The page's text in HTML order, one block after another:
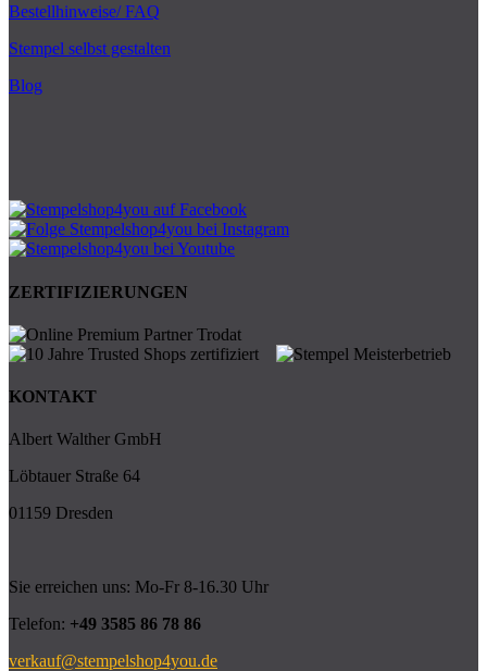
Bestellhinweise/ FAQ
Stempel selbst gestalten
Blog
ZERTIFIZIERUNGEN
KONTAKT
Albert Walther GmbH
Löbtauer Straße 64
01159 Dresden
Sie erreichen uns: Mo-Fr 8-16.30 Uhr
Telefon: +49 3585 86 78 86
verkauf@stempelshop4you.de